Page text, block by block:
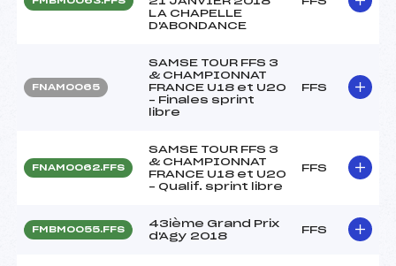
LA CHAPELLE
D'ABONDANCE
FNAM0065
SAMSE TOUR FFS 3
& CHAMPIONNAT
FRANCE U18 et U20
– Finales sprint
libre
FFS
FNAM0062.FFS
SAMSE TOUR FFS 3
& CHAMPIONNAT
FRANCE U18 et U20
– Qualif. sprint libre
FFS
FMBM0055.FFS
43ième Grand Prix
d'Agy 2018
FFS